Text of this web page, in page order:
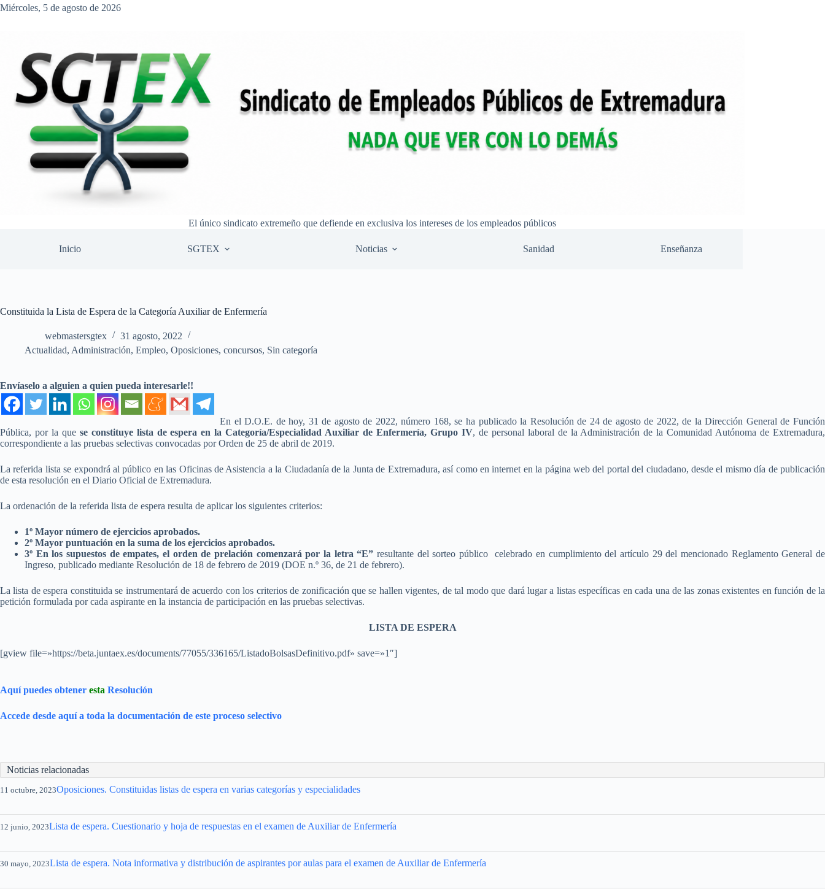
Saltar
Miércoles, 5 de agosto de 2026
El único sindicato extremeño que defiende en exclusiva los intereses de los empleados públicos
Inicio SGTEX Noticias Sanidad Enseñanza
Constituida la Lista de Espera de la Categoría Auxiliar de Enfermería
webmastersgtex
31 agosto, 2022
Actualidad, Administración, Empleo, Oposiciones, concursos, Sin categoría
Envíaselo a alguien a quien pueda interesarle!!
En el D.O.E. de hoy, 31 de agosto de 2022, número 168, se ha publicado la Resolución de 24 de agosto de 2022, de la Dirección General de Función
Pública, por la que se constituye lista de espera en la Categoría/Especialidad Auxiliar de Enfermería, Grupo IV, de personal laboral de la Administración de la Comunidad Autónoma de Extremadura,
correspondiente a las pruebas selectivas convocadas por Orden de 25 de abril de 2019.
La referida lista se expondrá al público en las Oficinas de Asistencia a la Ciudadanía de la Junta de Extremadura, así como en internet en la página web del portal del ciudadano, desde el mismo día de publicación
de esta resolución en el Diario Oficial de Extremadura.
La ordenación de la referida lista de espera resulta de aplicar los siguientes criterios:
1º Mayor número de ejercicios aprobados.
2º Mayor puntuación en la suma de los ejercicios aprobados.
3º En los supuestos de empates, el orden de prelación comenzará por la letra “E” resultante del sorteo público celebrado en cumplimiento del artículo 29 del mencionado Reglamento General de
Ingreso, publicado mediante Resolución de 18 de febrero de 2019 (DOE n.º 36, de 21 de febrero).
La lista de espera constituida se instrumentará de acuerdo con los criterios de zonificación que se hallen vigentes, de tal modo que dará lugar a listas específicas en cada una de las zonas existentes en función de la
petición formulada por cada aspirante en la instancia de participación en las pruebas selectivas.
LISTA DE ESPERA
[gview file=»https://beta.juntaex.es/documents/77055/336165/ListadoBolsasDefinitivo.pdf» save=»1″]
Aquí puedes obtener esta Resolución
Accede desde aquí a toda la documentación de este proceso selectivo
Noticias relacionadas
11 octubre, 2023Oposiciones. Constituidas listas de espera en varias categorías y especialidades
12 junio, 2023Lista de espera. Cuestionario y hoja de respuestas en el examen de Auxiliar de Enfermería
30 mayo, 2023Lista de espera. Nota informativa y distribución de aspirantes por aulas para el examen de Auxiliar de Enfermería